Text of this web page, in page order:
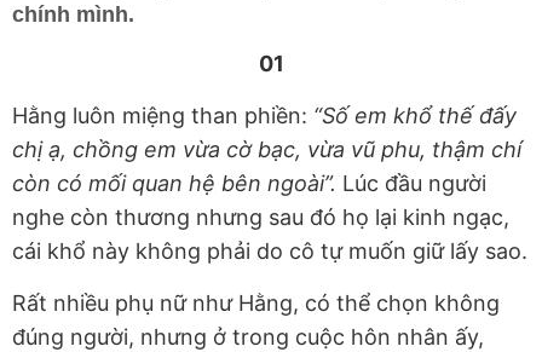
chính mình.
01
Hằng luôn miệng than phiền: “Số em khổ thế đấy
chị ạ, chồng em vừa cờ bạc, vừa vũ phu, thậm chí
còn có mối quan hệ bên ngoài”. Lúc đầu người
nghe còn thương nhưng sau đó họ lại kinh ngạc,
cái khổ này không phải do cô tự muốn giữ lấy sao.
Rất nhiều phụ nữ như Hằng, có thể chọn không
đúng người, nhưng ở trong cuộc hôn nhân ấy,